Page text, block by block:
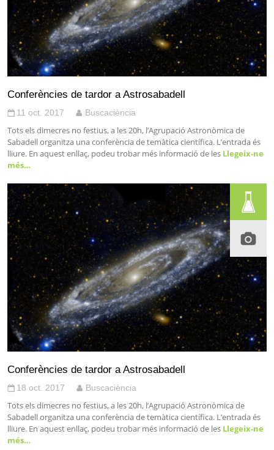
Conferències de tardor a Astrosabadell
11 oct. 2017 Buscaciència
Tots els dimecres no festius, a les 20h, l’Agrupació Astronòmica de
Sabadell organitza una conferència de temàtica científica. L’entrada és
lliure. En aquest enllaç, podeu trobar més informació de les Llegeix-ne
més…
Conferències de tardor a Astrosabadell
18 oct. 2017 Buscaciència
Tots els dimecres no festius, a les 20h, l’Agrupació Astronòmica de
Sabadell organitza una conferència de temàtica científica. L’entrada és
lliure. En aquest enllaç, podeu trobar més informació de les Llegeix-ne
més…